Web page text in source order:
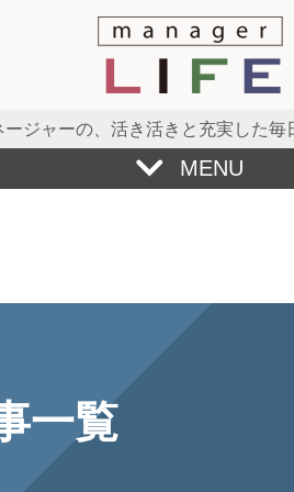
ジャーの、 活き活きと充実した毎
MENU
一覧